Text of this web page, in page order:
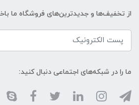
از تخفیف‌ها و جدیدترین‌های فروشگاه ما
ما را در شبکه‌های اجتماعی دنبال کنید: